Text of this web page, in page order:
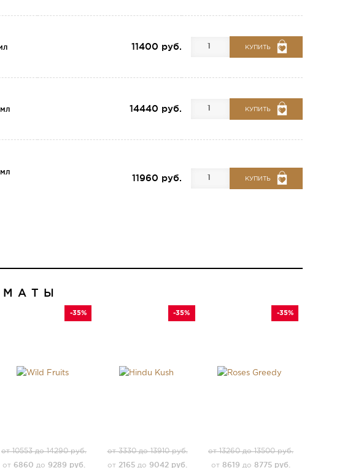
11400 руб. КУПИТЬ
14440 руб. КУПИТЬ
11960 руб. КУПИТЬ
-35%
от 10553 до 14290 руб.
от 6860 до 9289 руб.
-35%
от 3330 до 13910 руб.
от 2165 до 9042 руб.
-35%
от 13260 до 13500 руб.
от8619 до8775 руб.